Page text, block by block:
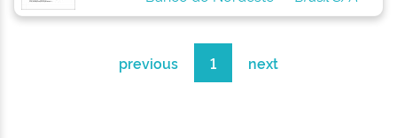
previous 1 next